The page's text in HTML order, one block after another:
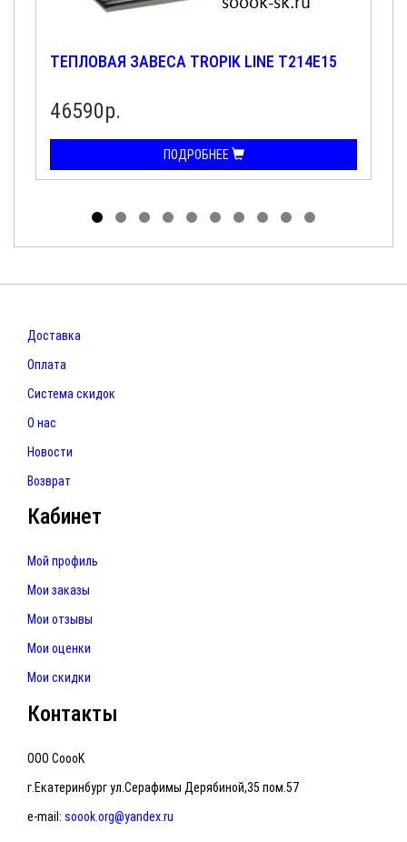
ТЕПЛОВАЯ ЗАВЕСА TROPIK LINE Т214Е15
46590р.
ПОДРОБНЕЕ
Доставка
Оплата
Система скидок
О нас
Новости
Возврат
Кабинет
Мой профиль
Мои заказы
Мои отзывы
Мои оценки
Мои скидки
Контакты
ООО CoooK
г.Екатеринбург ул.Серафимы Дерябиной,35 пом.57
e-mail: soook.org@yandex.ru